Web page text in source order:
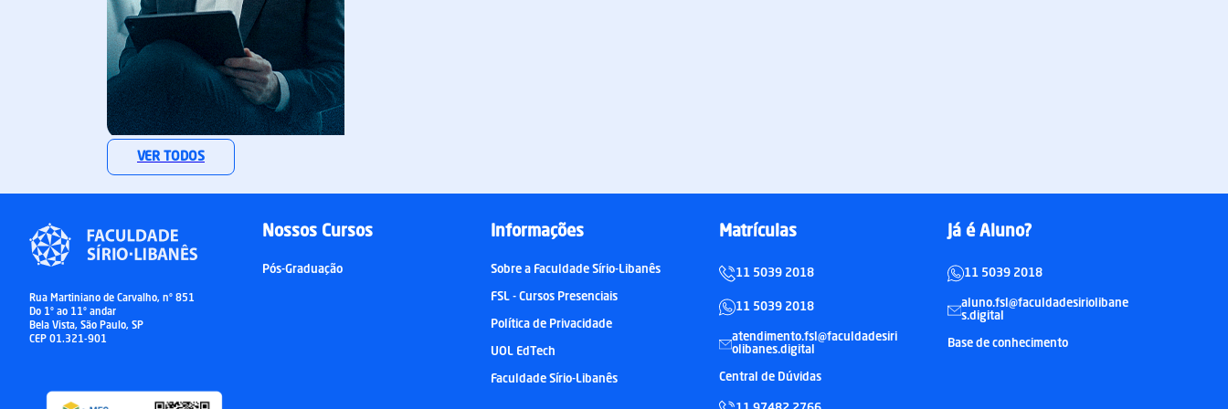
Aperfeiçoamento
Gestão de Clínicas e Consultórios
VER TODOS
Rua Martiniano de Carvalho, nº 851
Do 1º ao 11º andar
Bela Vista, São Paulo, SP
CEP 01.321-901
Nossos Cursos
Pós-Graduação
Informações
Sobre a Faculdade Sírio-Libanês
FSL - Cursos Presenciais
Política de Privacidade
UOL EdTech
Faculdade Sírio-Libanês
Matrículas
11 5039 2018
11 5039 2018
atendimento.fsl@faculdadesiri
olibanes.digital
Central de Dúvidas
Já é Aluno?
11 5039 2018
aluno.fsl@faculdadesiriolibane
s.digital
Base de conhecimento